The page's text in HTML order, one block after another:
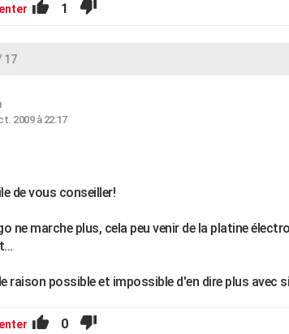
1
17
2009 à 22:17
de vous conseiller!
ne marche plus, cela peu venir de la platine
raison possible et impossible d'en dire plus avec
0